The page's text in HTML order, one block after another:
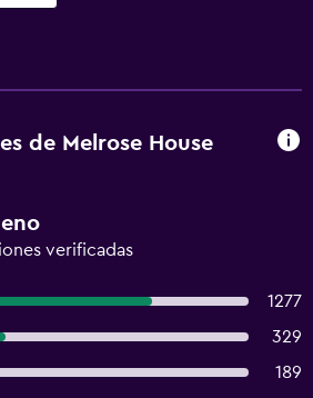
de Melrose House
verificadas
1277
329
189